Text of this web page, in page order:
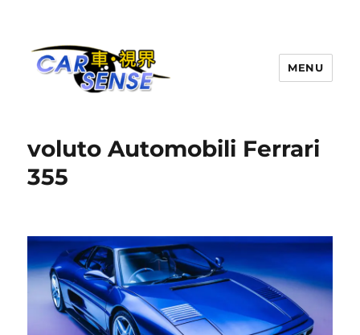
MENU
voluto Automobili Ferrari
355